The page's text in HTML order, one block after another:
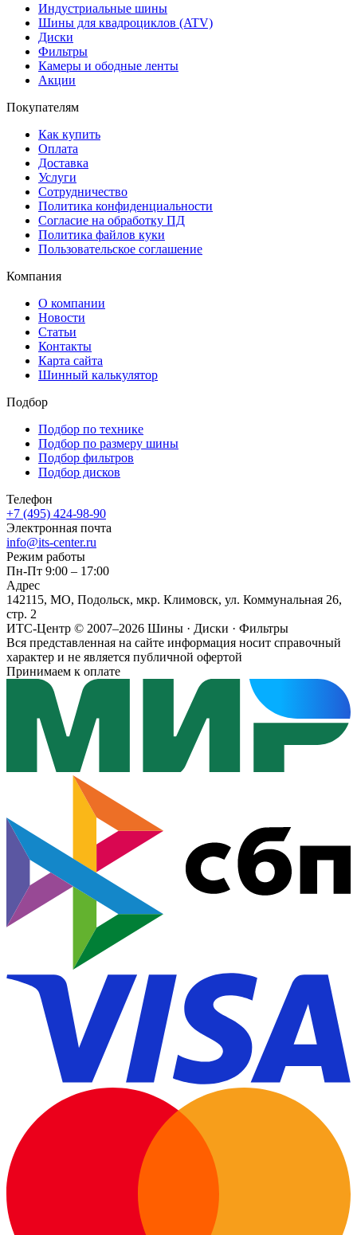
Индустриальные шины
Шины для квадроциклов (ATV)
Диски
Фильтры
Камеры и ободные ленты
Акции
Покупателям
Как купить
Оплата
Доставка
Услуги
Сотрудничество
Политика конфиденциальности
Согласие на обработку ПД
Политика файлов куки
Пользовательское соглашение
Компания
О компании
Новости
Статьи
Контакты
Карта сайта
Шинный калькулятор
Подбор
Подбор по технике
Подбор по размеру шины
Подбор фильтров
Подбор дисков
Телефон
+7 (495) 424-98-90
Электронная почта
info@its-center.ru
Режим работы
Пн-Пт 9:00 – 17:00
Адрес
142115, МО, Подольск, мкр. Климовск, ул. Коммунальная 26,
стр. 2
ИТС-Центр © 2007–2026 Шины · Диски · Фильтры
Вся представленная на сайте информация носит справочный
характер и не является публичной офертой
Принимаем к оплате